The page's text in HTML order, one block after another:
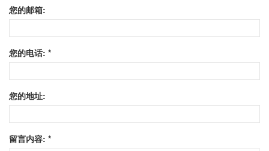
您的邮箱:
您的电话: *
您的地址:
留言内容: *